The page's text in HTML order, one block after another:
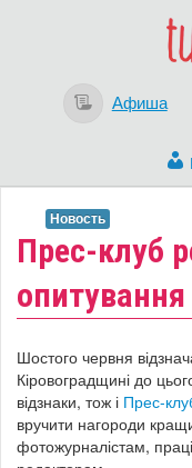
Афиша
Прес-клуб
Новость
Шостого червня
Кіровоградщині до
відзнаки, тож і Прес-
вручити нагороди
фотожурналістам,